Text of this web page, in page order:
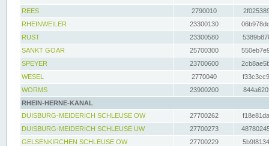
REES
2790010
RHEINWEILER
23300130
RUST
23300580
SANKT GOAR
25700300
SPEYER
23700600
WESEL
2770040
WORMS
23900200
RHEIN-HERNE-KANAL
DUISBURG-MEIDERICH SCHLEUSE OW
27700262
DUISBURG-MEIDERICH SCHLEUSE UW
27700273
GELSENKIRCHEN SCHLEUSE OW
27700229